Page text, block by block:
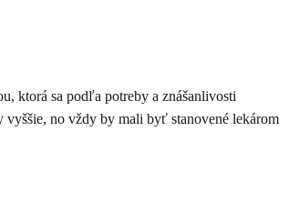
ktorá sa podľa potreby a znášanlivosti
no vždy by mali byť stanovené lekárom